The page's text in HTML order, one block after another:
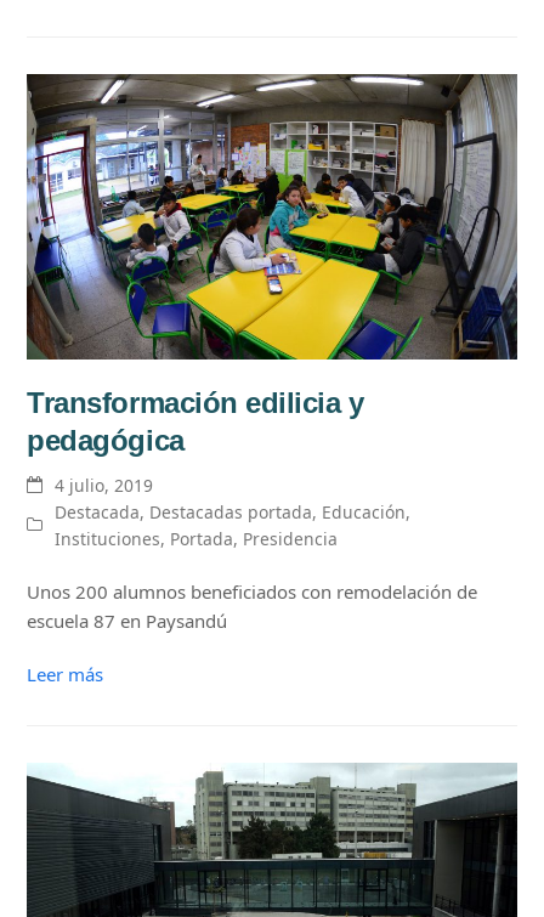
Transformación edilicia y
pedagógica
4 julio, 2019
Destacada, Destacadas portada, Educación,
Instituciones, Portada, Presidencia
Unos 200 alumnos beneficiados con remodelación de
escuela 87 en Paysandú
Leer más